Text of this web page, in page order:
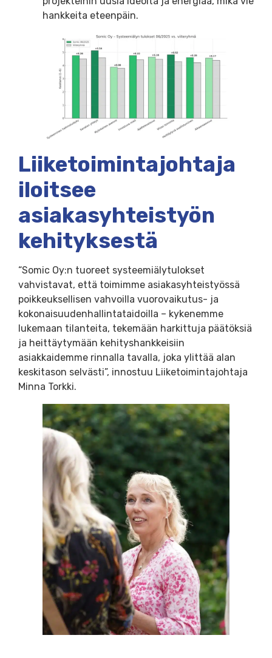
hankkeita eteenpäin.
Liiketoimintajohtaja
iloitsee
asiakasyhteistyön
kehityksestä
“Somic Oy:n tuoreet systeemiälytulokset
vahvistavat, että toimimme asiakasyhteistyössä
poikkeuksellisen vahvoilla vuorovaikutus- ja
kokonaisuudenhallintataidoilla – kykenemme
lukemaan tilanteita, tekemään harkittuja päätöksiä
ja heittäytymään kehityshankkeisiin
asiakkaidemme rinnalla tavalla, joka ylittää alan
keskitason selvästi”, innostuu Liiketoimintajohtaja
Minna Torkki.